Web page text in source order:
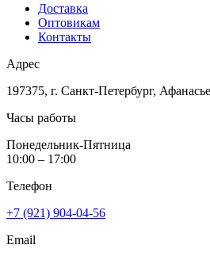
Доставка
Оптовикам
Контакты
Адрес
197375, г. Санкт-Петербург,
Часы работы
Понедельник-Пятница
10:00 – 17:00
Телефон
+7 (921) 904-04-56
Email